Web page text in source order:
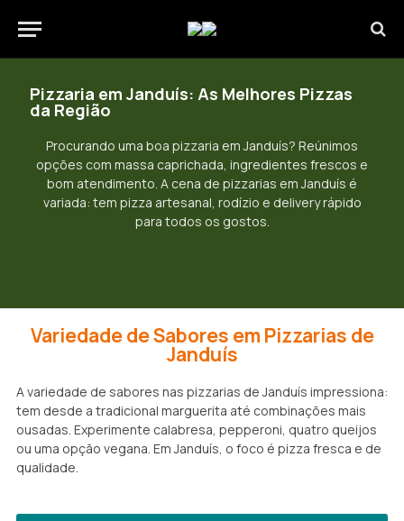
Pizzaria em Janduís: As Melhores Pizzas
da Região
Procurando uma boa pizzaria em Janduís? Reúnimos
opções com massa caprichada, ingredientes frescos e
bom atendimento. A cena de pizzarias em Janduís é
variada: tem pizza artesanal, rodízio e delivery rápido
para todos os gostos.
Variedade de Sabores em Pizzarias de
Janduís
A variedade de sabores nas pizzarias de Janduís impressiona:
tem desde a tradicional marguerita até combinações mais
ousadas. Experimente calabresa, pepperoni, quatro queijos
ou uma opção vegana. Em Janduís, o foco é pizza fresca e de
qualidade.